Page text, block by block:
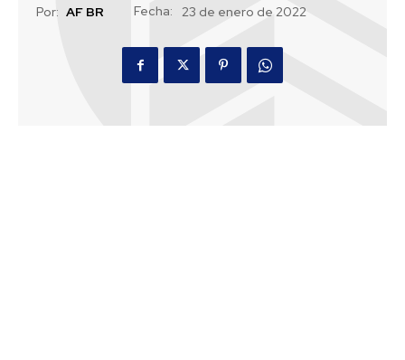
Por: AF BR Fecha: 23 de enero de 2022